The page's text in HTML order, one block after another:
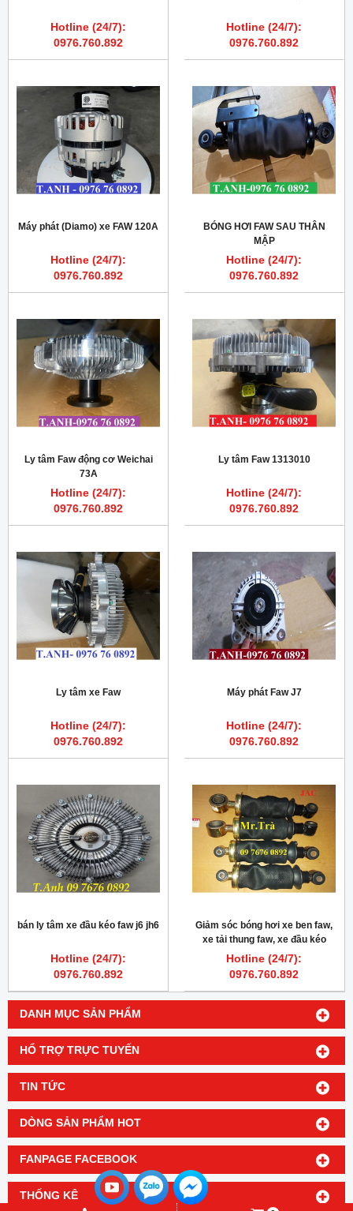
DANH MỤC SẢN PHẨM
HỔ TRỢ TRỰC TUYẾN
TIN TỨC
DÒNG SẢN PHẨM HOT
FANPAGE FACEBOOK
THỐNG KÊ
Hotline (24/7):
0976.760.892
Hotline (24/7):
0976.760.892
Máy phát (Diamo) xe FAW 120A
Hotline (24/7):
0976.760.892
BÓNG HƠI FAW SAU THÂN
MẬP
Hotline (24/7):
0976.760.892
Ly tâm Faw động cơ Weichai
73A
Hotline (24/7):
0976.760.892
Ly tâm Faw 1313010
Hotline (24/7):
0976.760.892
Ly tâm xe Faw
Hotline (24/7):
0976.760.892
Máy phát Faw J7
Hotline (24/7):
0976.760.892
bán ly tâm xe đầu kéo faw j6 jh6
Hotline (24/7):
0976.760.892
Giảm sóc bóng hơi xe ben faw,
xe tải thung faw, xe đầu kéo
faw, jac k5, jac k7
Hotline (24/7):
0976.760.892